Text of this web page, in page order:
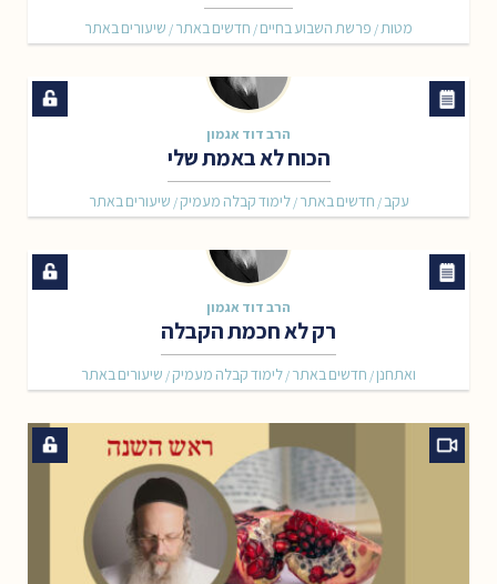
שיעורים באתר / חדשים באתר / פרשת השבוע בחיים /מטות
הרב דוד אגמון
הכוח לא באמת שלי
שיעורים באתר / לימוד קבלה מעמיק / חדשים באתר / עקב
הרב דוד אגמון
רק לא חכמת הקבלה
שיעורים באתר / לימוד קבלה מעמיק / חדשים באתר /ואתחנן